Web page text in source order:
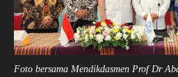
Foto bersama Mendikdasmen Prof Dr